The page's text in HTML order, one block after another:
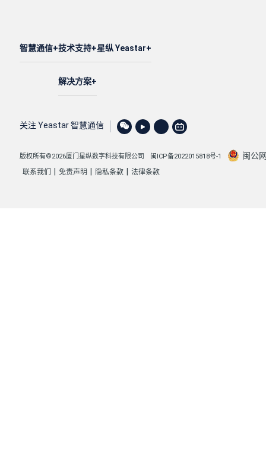
智慧通信 技术支持
解决方案
星纵 Yeastar
关注 Yeastar 智慧通信
版权所有©2026厦门星纵数字科技有限公司 闽ICP备2022015818号-1 闽公
联系我们 免责声明 隐私条款 法律条款